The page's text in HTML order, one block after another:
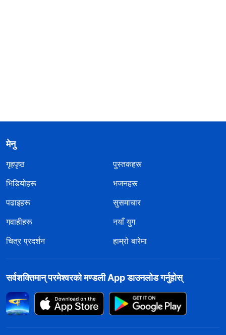
मेनु
गृहपृष्ठ
पुस्तकहरू
भिडियोहरू
भजनहरू
पढाइहरू
सुसमाचार
गवाहीहरू
नयाँ युग
चित्र प्रदर्शन
हाम्रो बारेमा
सर्वशक्तिमान्‌ परमेश्‍वरको मण्डली App डाउनलोड गर्नुहोस्